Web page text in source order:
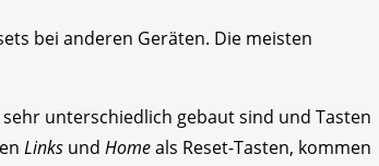
bei anderen Geräten. Die meisten
unterschiedlich gebaut sind und Tasten
Links und Homeals Reset-Tasten, kommen